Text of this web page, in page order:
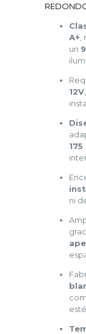
A+
un
12V
ni